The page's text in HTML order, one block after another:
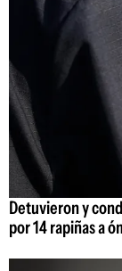
Detuvieron y
por 14 rapiñas a